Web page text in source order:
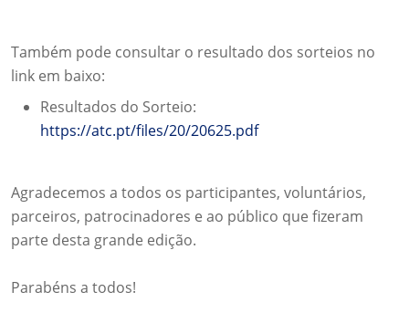
Também pode consultar o resultado dos sorteios no
link em baixo:
Resultados do Sorteio:
https://atc.pt/files/20/20625.pdf
Agradecemos a todos os participantes, voluntários,
parceiros, patrocinadores e ao público que fizeram
parte desta grande edição.
Parabéns a todos!